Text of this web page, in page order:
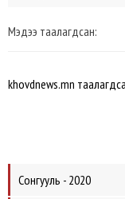
Мэдээ таалагдсан:
khovdnews.mn
Сонгууль - 2020